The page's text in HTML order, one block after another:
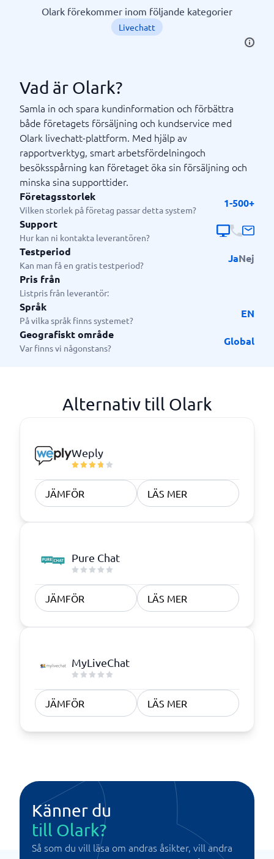
Olark förekommer inom följande kategorier
Livechatt
Vad är Olark?
Samla in och spara kundinformation och förbättra
både företagets försäljning och kundservice med
Olark livechatt-plattform. Med hjälp av
rapportverktyg, smart arbetsfördelningoch
besöksspårning kan företaget öka sin försäljning och
minska sina supporttider.
Företagsstorlek
Vilken storlek på företag passar detta system?
1-500+
Support
Hur kan ni kontakta leverantören?
Testperiod
Kan man få en gratis testperiod?
JaNej
Pris från
Listpris från leverantör:
Språk
På vilka språk finns systemet?
EN
Geografiskt område
Var finns vi någonstans?
Global
Alternativ till Olark
Weply
JÄMFÖR LÄS MER
Pure Chat
JÄMFÖR LÄS MER
MyLiveChat
JÄMFÖR LÄS MER
Känner du
till Olark?
Så som du vill läsa om andras åsikter, vill andra